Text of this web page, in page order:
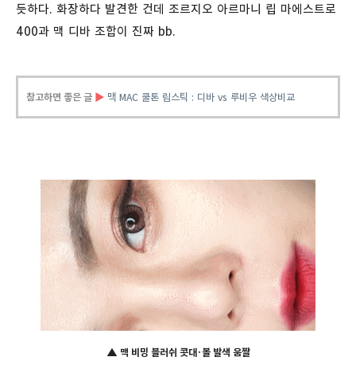
듯하다. 화장하다 발견한 건데 조르지오 아르마니 립 마에스트로
400과 맥 디바 조합이 진짜 bb.
참고하면 좋은 글 ▶ 맥 MAC 쿨톤 립스틱 : 디바 vs 루비우 색상비교
▲ 맥 비밍 블러쉬 콧대·볼 발색 움짤